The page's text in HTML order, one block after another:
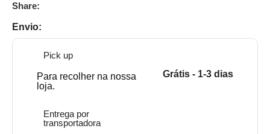
Share:
Envio:
Pick up
Para recolher na nossa
loja.
Grátis - 1-3 dias
Entrega por
transportadora